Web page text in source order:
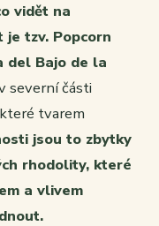
vidět na
tzv. Popcorn
del Bajo de la
severní části
tvarem
jsou to zbytky
rhodolity, které
a vlivem